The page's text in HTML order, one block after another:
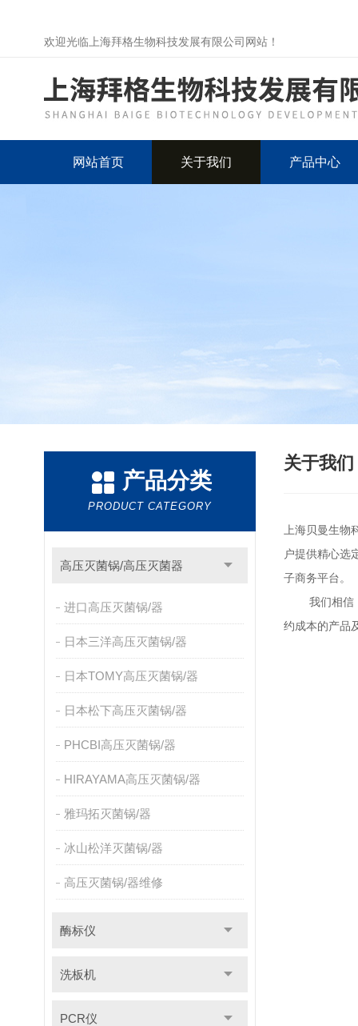
欢迎光临上海拜格生物科技发展有限公司网站！
网站首页 关于我们 产品中心
产品分类
PRODUCT CATEGORY
高压灭菌锅/高压灭菌器
进口高压灭菌锅/器
日本三洋高压灭菌锅/器
日本TOMY高压灭菌锅/器
日本松下高压灭菌锅/器
PHCBI高压灭菌锅/器
HIRAYAMA高压灭菌锅/器
雅玛拓灭菌锅/器
冰山松洋灭菌锅/器
高压灭菌锅/器维修
酶标仪
洗板机
PCR仪
关于我们
上海贝曼生
户提供精心选
子商务平台。
我们相信，
约成本的产品